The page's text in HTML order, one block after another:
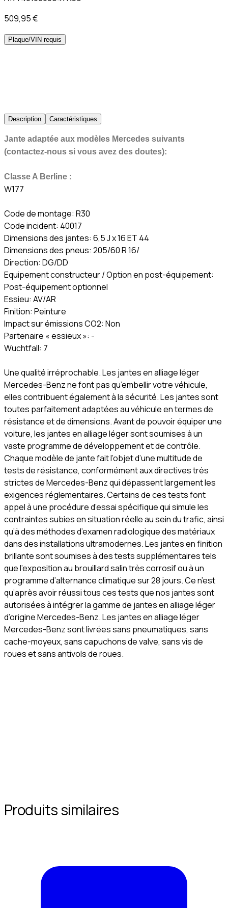
509,95 €
Plaque/VIN requis
Description Caractéristiques
Jante adaptée aux modèles Mercedes suivants
(contactez-nous si vous avez des doutes):
Classe A Berline :
W177
Code de montage: R30
Code incident: 40017
Dimensions des jantes: 6,5 J x 16 ET 44
Dimensions des pneus: 205/60 R 16/
Direction: DG/DD
Equipement constructeur / Option en post-équipement:
Post-équipement optionnel
Essieu: AV/AR
Finition: Peinture
Impact sur émissions CO2: Non
Partenaire « essieux »: -
Wuchtfall: 7
Une qualité irréprochable. Les jantes en alliage léger
Mercedes-Benz ne font pas qu’embellir votre véhicule,
elles contribuent également à la sécurité. Les jantes sont
toutes parfaitement adaptées au véhicule en termes de
résistance et de dimensions. Avant de pouvoir équiper une
voiture, les jantes en alliage léger sont soumises à un
vaste programme de développement et de contrôle.
Chaque modèle de jante fait l’objet d’une multitude de
tests de résistance, conformément aux directives très
strictes de Mercedes-Benz qui dépassent largement les
exigences réglementaires. Certains de ces tests font
appel à une procédure d’essai spécifique qui simule les
contraintes subies en situation réelle au sein du trafic, ainsi
qu’à des méthodes d’examen radiologique des matériaux
dans des installations ultramodernes. Les jantes en finition
brillante sont soumises à des tests supplémentaires tels
que l’exposition au brouillard salin très corrosif ou à un
programme d’alternance climatique sur 28 jours. Ce n’est
qu’après avoir réussi tous ces tests que nos jantes sont
autorisées à intégrer la gamme de jantes en alliage léger
d’origine Mercedes-Benz. Les jantes en alliage léger
Mercedes-Benz sont livrées sans pneumatiques, sans
cache-moyeux, sans capuchons de valve, sans vis de
roues et sans antivols de roues.
Produits similaires